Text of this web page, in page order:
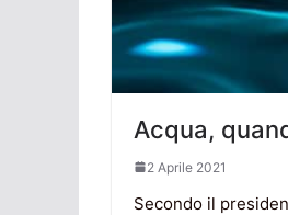
Acqua,
2 Aprile 2021
Secondo il